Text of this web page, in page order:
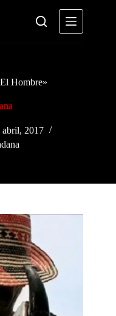
Hombre»
abril, 2017